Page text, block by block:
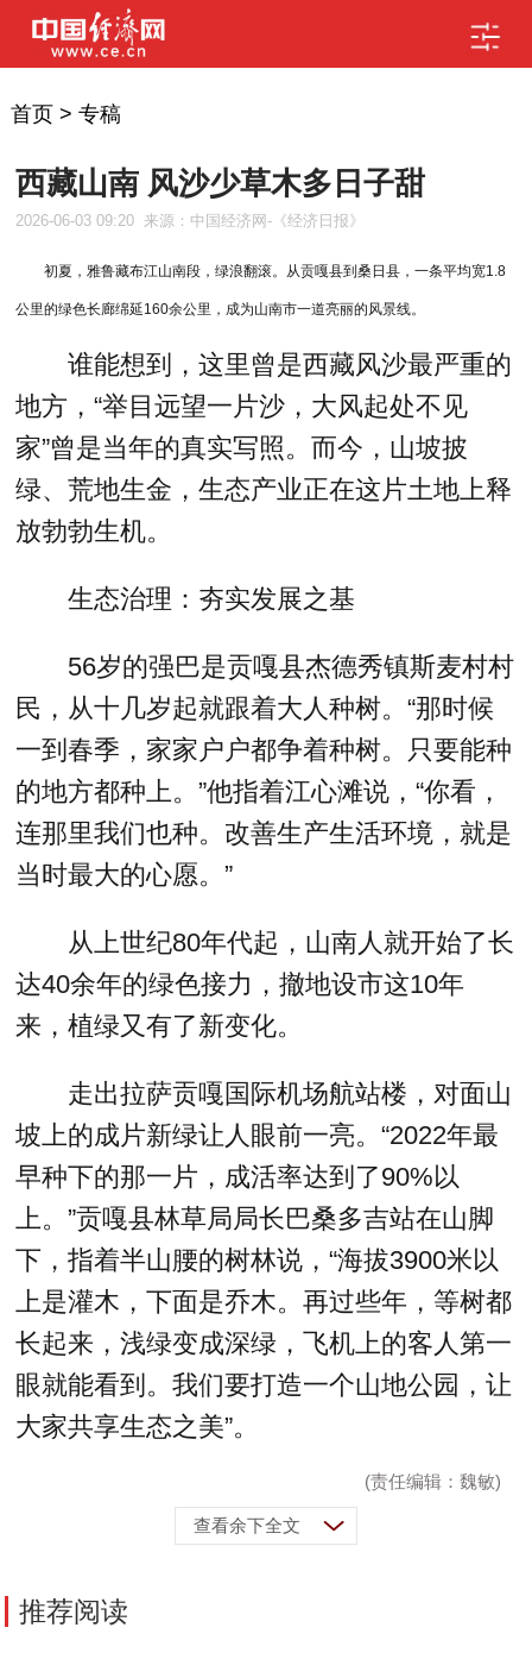
首页> 专稿
西藏山南 风沙少草木多日子甜
2026-06-03 09:20 来源：中国经济网-《经济日报》
初夏，雅鲁藏布江山南段，绿浪翻滚。从贡嘎县到桑日县，一条平均宽1.8
公里的绿色长廊绵延160余公里，成为山南市一道亮丽的风景线。
谁能想到，这里曾是西藏风沙最严重的
地方，“举目远望一片沙，大风起处不见
家”曾是当年的真实写照。而今，山坡披
绿、荒地生金，生态产业正在这片土地上释
放勃勃生机。
生态治理：夯实发展之基
56岁的强巴是贡嘎县杰德秀镇斯麦村村
民，从十几岁起就跟着大人种树。“那时候
一到春季，家家户户都争着种树。只要能种
的地方都种上。”他指着江心滩说，“你看，
连那里我们也种。改善生产生活环境，就是
当时最大的心愿。”
从上世纪80年代起，山南人就开始了长
达40余年的绿色接力，撤地设市这10年
来，植绿又有了新变化。
走出拉萨贡嘎国际机场航站楼，对面山
坡上的成片新绿让人眼前一亮。“2022年最
早种下的那一片，成活率达到了90%以
上。”贡嘎县林草局局长巴桑多吉站在山脚
下，指着半山腰的树林说，“海拔3900米以
上是灌木，下面是乔木。再过些年，等树都
长起来，浅绿变成深绿，飞机上的客人第一
眼就能看到。我们要打造一个山地公园，让
大家共享生态之美”。
(责任编辑：魏敏)
查看余下全文
推荐阅读